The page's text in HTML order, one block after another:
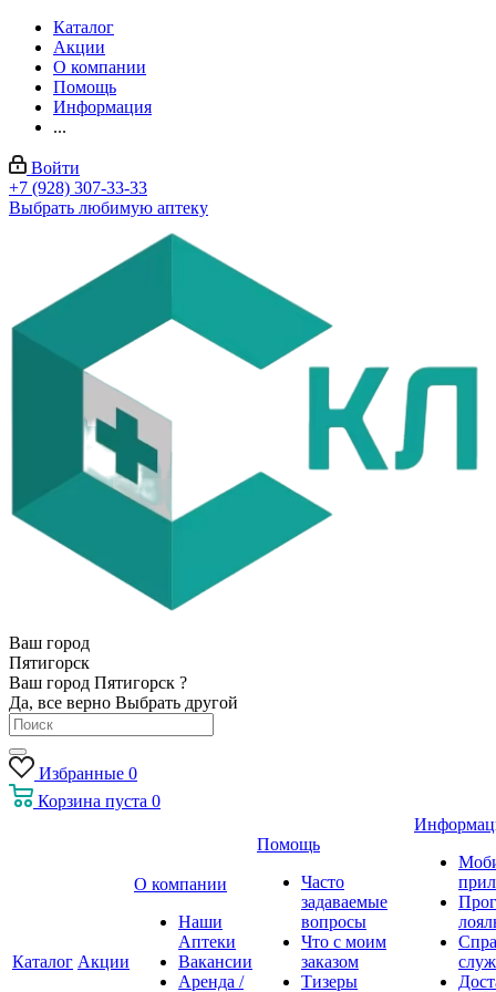
Каталог
Акции
О компании
Помощь
Информация
...
Войти
+7 (928) 307-33-33
Выбрать любимую аптеку
Ваш город
Пятигорск
Ваш город Пятигорск ?
Да, все верно Выбрать другой
Избранные 0
Корзина пуста 0
Каталог Акции
О компании
Наши
Аптеки
Вакансии
Аренда /
Помощь
Часто
задаваемые
вопросы
Что с моим
заказом
Тизеры